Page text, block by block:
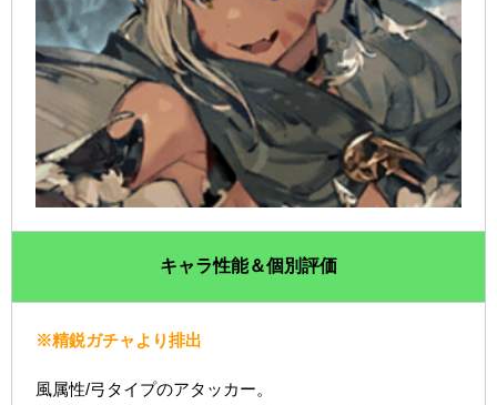
キャラ性能＆個別評価
※精鋭ガチャより排出
風属性/弓タイプのアタッカー。